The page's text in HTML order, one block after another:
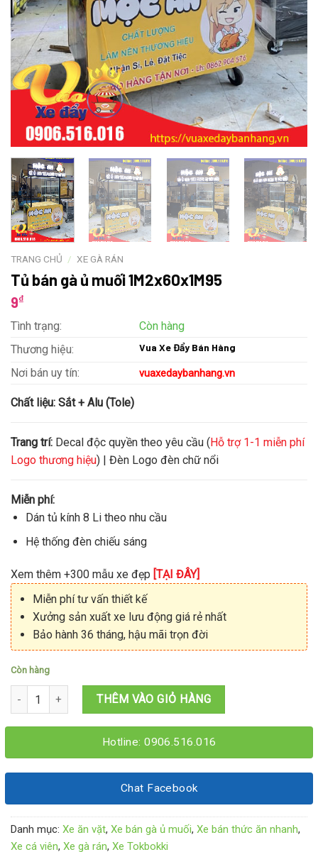
TRANG CHỦ / XE GÀ RÁN
Tủ bán gà ủ muối 1M2x60x1M95
9₫
Tình trạng:
Còn hàng
Thương hiệu:
Vua Xe Đẩy Bán Hàng
Nơi bán uy tín: vuaxedaybanhang.vn
Chất liệu: Sắt + Alu (Tole)
Trang trí: Decal độc quyền theo yêu cầu (Hỗ trợ 1-1 miễn phí
Logo thương hiệu) | Đèn Logo đèn chữ nổi
Miễn phí:
Dán tủ kính 8 Li theo nhu cầu
Hệ thống đèn chiếu sáng
Xem thêm +300 mẫu xe đẹp [TẠI ĐÂY]
Miễn phí tư vấn thiết kế
Xưởng sản xuất xe lưu động giá rẻ nhất
Bảo hành 36 tháng, hậu mãi trọn đời
Còn hàng
Tủ bán gà ủ muối 1M2x60x1M95 số lượng
THÊM VÀO GIỎ HÀNG
Hotline: 0906.516.016
Chat Facebook
Danh mục: Xe ăn vặt, Xe bán gà ủ muối, Xe bán thức ăn nhanh,
Xe cá viên, Xe gà rán, Xe Tokbokki